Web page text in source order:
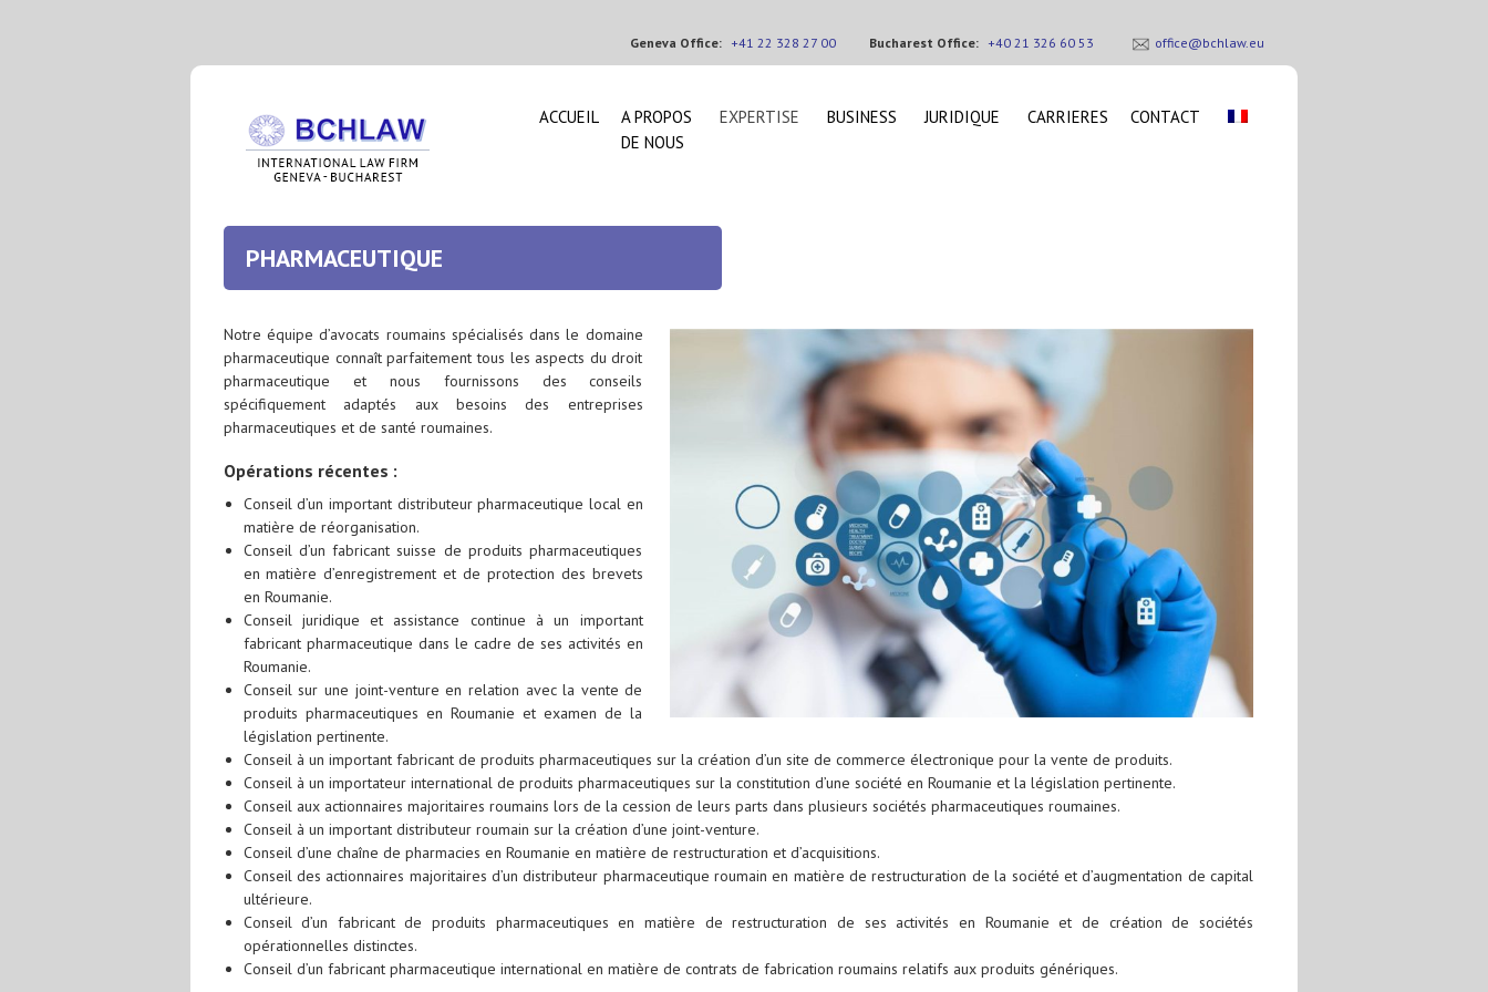
Geneva Office: +41 22 328 27 00 Bucharest Office: +40 21 326 60 53 office@bchlaw.eu
ACCUEIL
A PROPOS
DE NOUS
EXPERTISE BUSINESS JURIDIQUE CARRIERES CONTACT
PHARMACEUTIQUE
Notre équipe d’avocats roumains spécialisés dans le domaine
pharmaceutique connaît parfaitement tous les aspects du droit
pharmaceutique et nous fournissons des conseils
spécifiquement adaptés aux besoins des entreprises
pharmaceutiques et de santé roumaines.
Opérations récentes :
Conseil d’un important distributeur pharmaceutique local en
matière de réorganisation.
Conseil d’un fabricant suisse de produits pharmaceutiques
en matière d’enregistrement et de protection des brevets
en Roumanie.
Conseil juridique et assistance continue à un important
fabricant pharmaceutique dans le cadre de ses activités en
Roumanie.
Conseil sur une joint-venture en relation avec la vente de
produits pharmaceutiques en Roumanie et examen de la
législation pertinente.
Conseil à un important fabricant de produits pharmaceutiques sur la création d’un site de commerce électronique pour la vente de produits.
Conseil à un importateur international de produits pharmaceutiques sur la constitution d’une société en Roumanie et la législation pertinente.
Conseil aux actionnaires majoritaires roumains lors de la cession de leurs parts dans plusieurs sociétés pharmaceutiques roumaines.
Conseil à un important distributeur roumain sur la création d’une joint-venture.
Conseil d’une chaîne de pharmacies en Roumanie en matière de restructuration et d’acquisitions.
Conseil des actionnaires majoritaires d’un distributeur pharmaceutique roumain en matière de restructuration de la société et d’augmentation de capital
ultérieure.
Conseil d’un fabricant de produits pharmaceutiques en matière de restructuration de ses activités en Roumanie et de création de sociétés
opérationnelles distinctes.
Conseil d’un fabricant pharmaceutique international en matière de contrats de fabrication roumains relatifs aux produits génériques.